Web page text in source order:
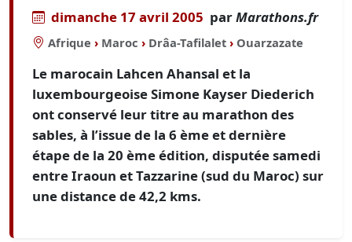
dimanche 17 avril 2005 parMarathons.fr
Afrique › Maroc › Drâa-Tafilalet › Ouarzazate
Le marocain Lahcen Ahansal et la
luxembourgeoise Simone Kayser Diederich
ont conservé leur titre au marathon des
sables, à l’issue de la 6 ème et dernière
étape de la 20 ème édition, disputée samedi
entre Iraoun et Tazzarine (sud du Maroc) sur
une distance de 42,2 kms.